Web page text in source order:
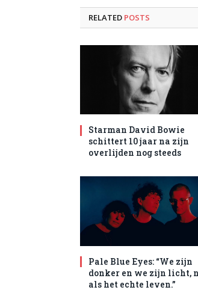
RELATED POSTS
Starman David Bowie
schittert 10 jaar na zijn
overlijden nog steeds
Pale Blue Eyes: “We zijn
donker en we zijn licht,
als het echte leven.”